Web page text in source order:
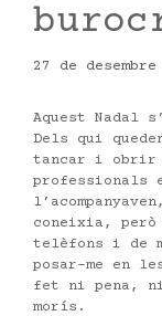
27 de
Aquest Nadal
Dels qui
tancar i obrir
professionals
coneixia, però
telèfons i de
posar-me en
fet ni pena,
morís.